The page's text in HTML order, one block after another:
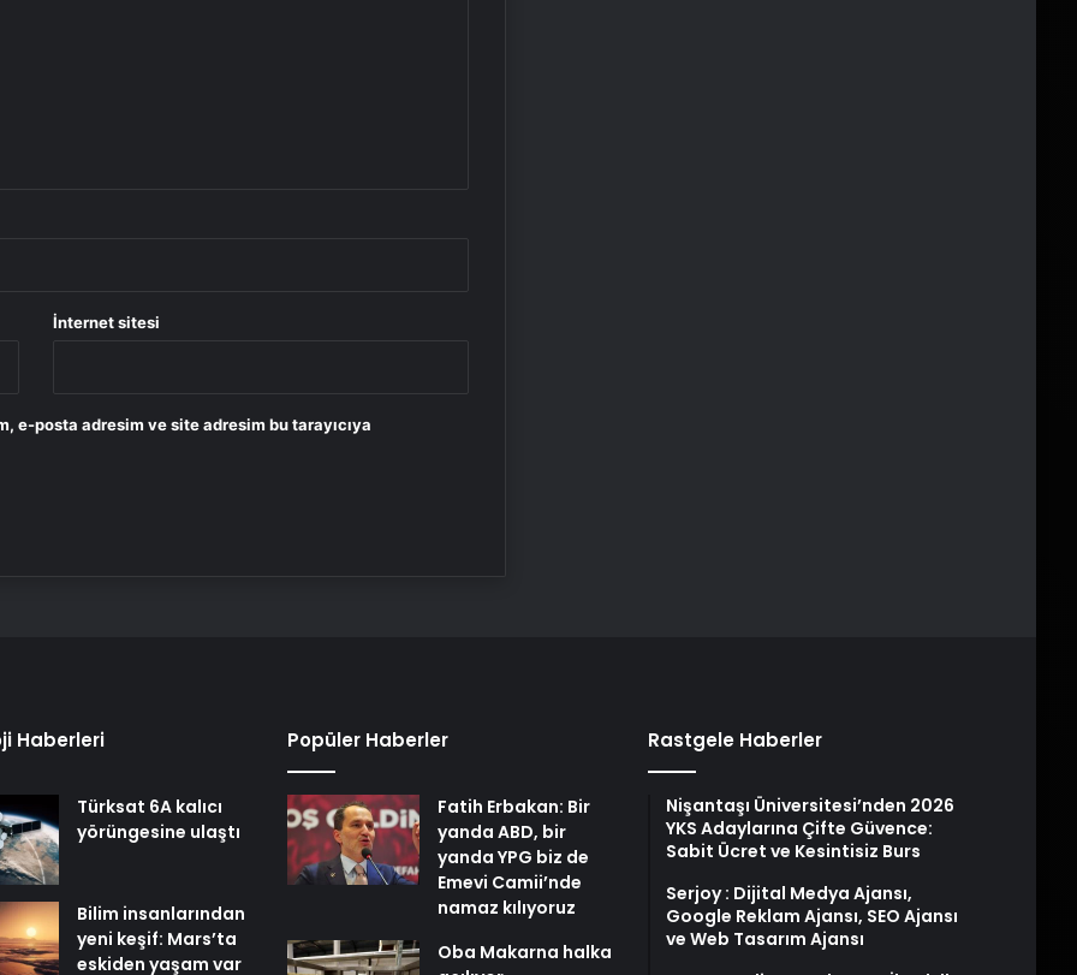
İnternet sitesi
e-posta adresim ve site adresim bu tarayıcıya
Haberleri
Türksat 6A kalıcı
yörüngesine ulaştı
Bilim insanlarından
yeni keşif: Mars’ta
eskiden yaşam var
Popüler Haberler
Fatih Erbakan: Bir
yanda ABD, bir
yanda YPG biz de
Emevi Camii’nde
namaz kılıyoruz
Oba Makarna halka
Rastgele Haberler
Nişantaşı Üniversitesi’nden 2026
YKS Adaylarına Çifte Güvence:
Sabit Ücret ve Kesintisiz Burs
Serjoy : Dijital Medya Ajansı,
Google Reklam Ajansı, SEO Ajansı
ve Web Tasarım Ajansı